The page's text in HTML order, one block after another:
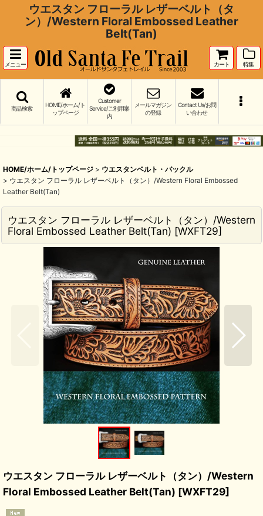
ウエスタン フローラル レザーベルト（タ
ン）/Western Floral Embossed Leather
Belt(Tan)
メニュー カート 特集
商品検索
HOME/ホーム/ト
ップページ
Customer
Service/ご利用案
内
メールマガジン
の登録
Contact Us/お問
い合わせ
HOME/ホーム/トップページ > ウエスタンベルト・バックル
> ウエスタン フローラル レザーベルト（タン）/Western Floral Embossed
Leather Belt(Tan)
ウエスタン フローラル レザーベルト（タン）/Western
Floral Embossed Leather Belt(Tan) [WXFT29]
ウエスタン フローラル レザーベルト（タン）/Western
Floral Embossed Leather Belt(Tan) [WXFT29]